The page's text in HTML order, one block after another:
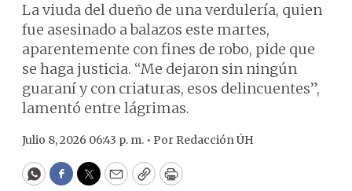
La viuda del dueño de una verdulería, quien
fue asesinado a balazos este martes,
aparentemente con fines de robo, pide que
se haga justicia. “Me dejaron sin ningún
guaraní y con criaturas, esos delincuentes”,
lamentó entre lágrimas.
Julio 8, 2026 06:43 p. m. • Por Redacción ÚH
WhatsApp
Facebook
Twitter
EmailCopyPrint